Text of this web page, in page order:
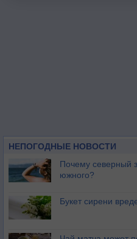
НЕПОГОДНЫЕ НОВОСТИ
Почему северный
южного?
Букет сирени